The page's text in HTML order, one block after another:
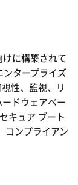
に構築されて
タープライズ
性、監視、リ
ドウェアベー
キュア ブート
コンプライアン